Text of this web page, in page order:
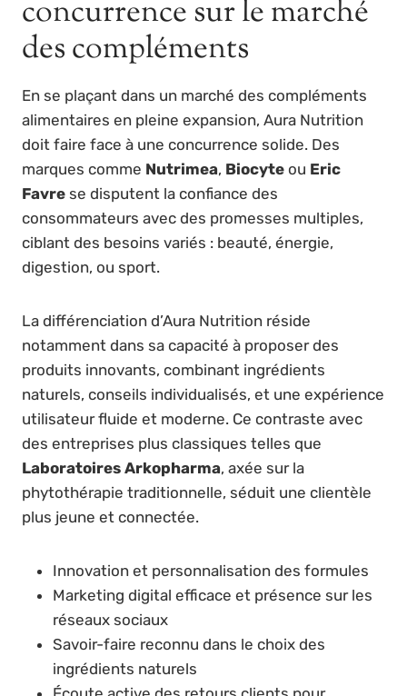
concurrence sur le marché
des compléments
En se plaçant dans un marché des compléments
alimentaires en pleine expansion, Aura Nutrition
doit faire face à une concurrence solide. Des
marques comme Nutrimea, Biocyte ou Eric
Favre se disputent la confiance des
consommateurs avec des promesses multiples,
ciblant des besoins variés : beauté, énergie,
digestion, ou sport.
La différenciation d’Aura Nutrition réside
notamment dans sa capacité à proposer des
produits innovants, combinant ingrédients
naturels, conseils individualisés, et une expérience
utilisateur fluide et moderne. Ce contraste avec
des entreprises plus classiques telles que
Laboratoires Arkopharma, axée sur la
phytothérapie traditionnelle, séduit une clientèle
plus jeune et connectée.
Innovation et personnalisation des formules
Marketing digital efficace et présence sur les
réseaux sociaux
Savoir-faire reconnu dans le choix des
ingrédients naturels